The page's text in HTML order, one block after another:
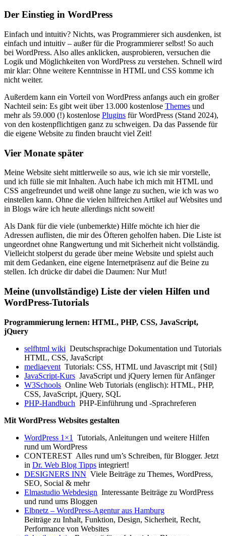
Der Einstieg in WordPress
Einfach und intuitiv? Nichts, was Programmierer sich ausdenken, ist
einfach und intuitiv – außer für die Programmierer selbst! So auch
bei WordPress. Also alles anklicken, ausprobieren, versuchen die
Logik und Möglichkeiten von WordPress zu verstehen. Schnell wird
mir klar: Ohne weitere Kenntnisse in HTML und CSS komme ich
nicht weiter.
Außerdem kann ein Vorteil von WordPress anfangs auch ein großer
Nachteil sein: Es gibt weit über 13.000 kostenlose Themes und
mehr als 59.000 (!) kostenlose Plugins für WordPress (Stand 2024),
von den kostenpflichtigen ganz zu schweigen. Da das Passende für
die eigene Website zu finden braucht viel Zeit!
Vier Monate später
Meine Website sieht mittlerweile so aus, wie ich sie mir vorstelle,
und ich fülle sie mit Inhalten. Auch habe ich mich mit HTML und
CSS angefreundet und weiß ohne lange zu suchen, wie ich was wo
einstellen kann. Ohne die vielen hilfreichen Artikel auf Websites und
in Blogs wäre ich heute allerdings nicht soweit!
Als Dank für die viele (unbemerkte) Hilfe möchte ich hier die
Adressen auflisten, die mir des Öfteren geholfen haben. Die Liste ist
ungeordnet ohne Rangwertung und mit Sicherheit nicht vollständig.
Vielleicht stolperst du gerade über meine Website und spielst auch
mit dem Gedanken, eine eigene Internetpräsenz auf die Beine zu
stellen. Ich drücke dir dabei die Daumen: Nur Mut!
Meine (unvollständige) Liste der vielen Hilfen und
WordPress-Tutorials
Programmierung lernen: HTML, PHP, CSS, JavaScript,
jQuery
selfhtml wiki Deutschsprachige Dokumentation und Tutorials
HTML, CSS, JavaScript
mediaevent Tutorials: CSS, HTML und Javascript mit {Stil}
JavaScript-Kurs JavaScript und jQuery lernen für Anfänger
W3Schools Online Web Tutorials (englisch): HTML, PHP,
CSS, JavaScript, jQuery, SQL
PHP-Handbuch PHP-Einführung und -Sprachreferen
Mit WordPress Websites gestalten
WordPress 1×1
Tutorials, Anleitungen und weitere Hilfen
rund um WordPress
CONTEREST Alles rund um’s Schreiben, für Blogger. Jetzt
in Dr. Web Blog Tipps integriert!
DESIGNERS INN Viele Beiträge zu Themes, WordPress,
SEO, Social & mehr
Elmastudio Webdesign Interessante Beiträge zu WordPress
und rund ums Bloggen
Elbnetz – WordPress-Agentur aus Hamburg
Beiträge zu Inhalt, Funktion, Design, Sicherheit, Recht,
Performance von Websites